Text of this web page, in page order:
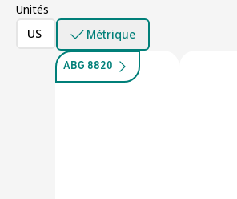
Unités
US
Métrique
ABG 8820